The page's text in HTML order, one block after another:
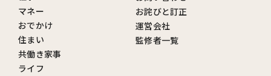
マネー
おでかけ
住まい
共働き家事
ライフ
お詫びと訂正
運営会社
監修者一覧